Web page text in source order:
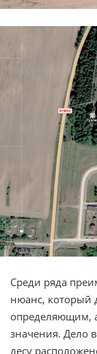
Среди ряда
нюанс, который
определяющим,
значения. Дело
лесу